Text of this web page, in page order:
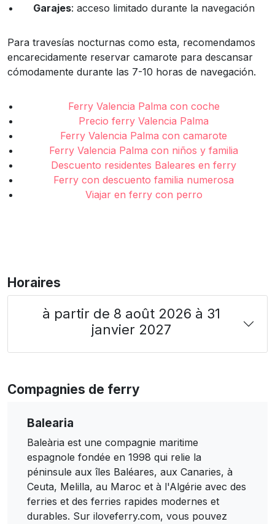
Garajes: acceso limitado durante la navegación
Para travesías nocturnas como esta, recomendamos
encarecidamente reservar camarote para descansar
cómodamente durante las 7-10 horas de navegación.
Ferry Valencia Palma con coche
Precio ferry Valencia Palma
Ferry Valencia Palma con camarote
Ferry Valencia Palma con niños y familia
Descuento residentes Baleares en ferry
Ferry con descuento familia numerosa
Viajar en ferry con perro
Horaires
à partir de 8 août 2026 à 31
janvier 2027
Compagnies de ferry
Balearia
Baleària est une compagnie maritime
espagnole fondée en 1998 qui relie la
péninsule aux îles Baléares, aux Canaries, à
Ceuta, Melilla, au Maroc et à l'Algérie avec des
ferries et des ferries rapides modernes et
durables. Sur iloveferry.com, vous pouvez